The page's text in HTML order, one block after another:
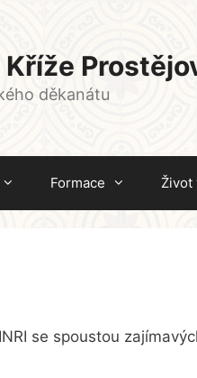
děkanátu
Formace Život
se spoustou